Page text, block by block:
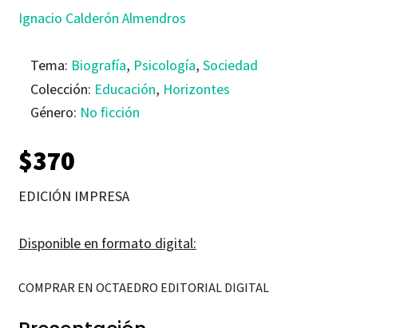
Ignacio Calderón Almendros
Tema: Biografía, Psicología, Sociedad
Colección: Educación, Horizontes
Género: No ficción
$370
EDICIÓN IMPRESA
Disponible en formato digital:
COMPRAR EN OCTAEDRO EDITORIAL DIGITAL